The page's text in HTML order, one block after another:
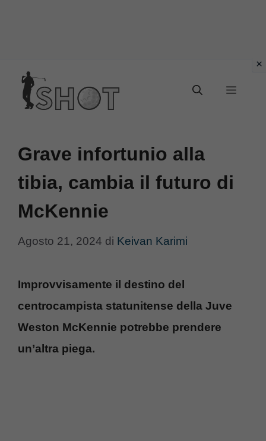
contenuto
Menu
Grave infortunio alla
tibia, cambia il futuro di
McKennie
Agosto 21, 2024 di Keivan Karimi
Improvvisamente il destino del
centrocampista statunitense della Juve
Weston McKennie potrebbe prendere
un’altra piega.